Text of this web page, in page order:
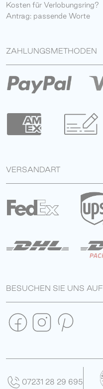
Kosten für Verlobungsring?
Antrag: passende Worte
ZAHLUNGSMETHODEN
VERSANDART
BESUCHEN SIE UNS AUF
07231 28 29 695